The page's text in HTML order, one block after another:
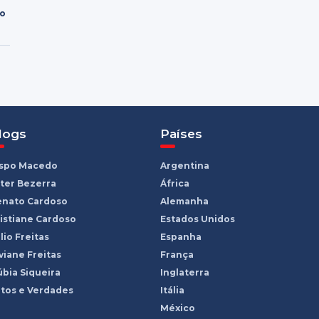
Macedo
Bezerra
Cardoso
Cardoso
Freitas
Freitas
Siqueira
e Verdades
Países
Argentina
África
Alemanha
Estados Unidos
Espanha
França
Inglaterra
Itália
México